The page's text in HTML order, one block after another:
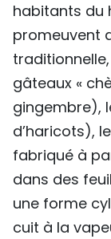
habitants du
promeuvent
gâteaux «
gingembre),
d’haricots),
fabriqué à
dans des
une forme
cuit à la